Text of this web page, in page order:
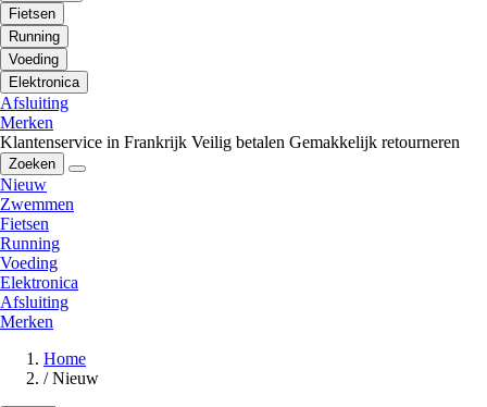
Fietsen
Running
Voeding
Elektronica
Afsluiting
Merken
Klantenservice in Frankrijk Veilig betalen Gemakkelijk retourneren
Zoeken
Nieuw
Zwemmen
Fietsen
Running
Voeding
Elektronica
Afsluiting
Merken
Home
/ Nieuw